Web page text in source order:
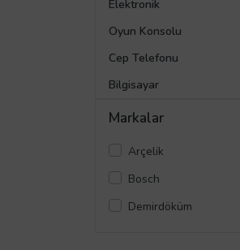
Elektronik
Oyun Konsolu
Cep Telefonu
Bilgisayar
Markalar
Arçelik
Bosch
Demirdöküm